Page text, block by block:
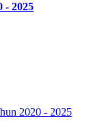
- 2025